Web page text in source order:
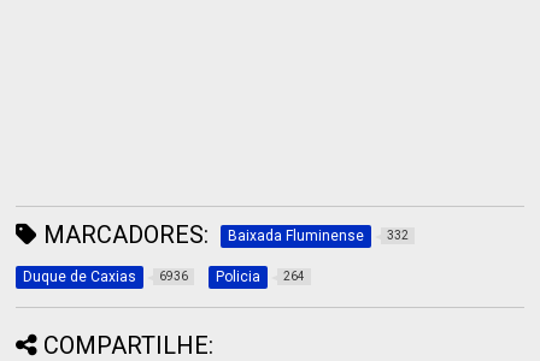
MARCADORES: Baixada Fluminense 332
Duque de Caxias 6936 Policia 264
COMPARTILHE: